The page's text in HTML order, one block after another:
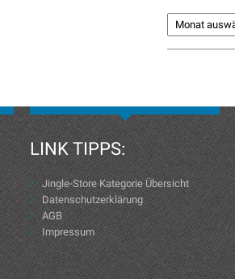
LINK TIPPS:
Jingle-Store Kategorie Übersicht
Datenschutzerklärung
AGB
Impressum